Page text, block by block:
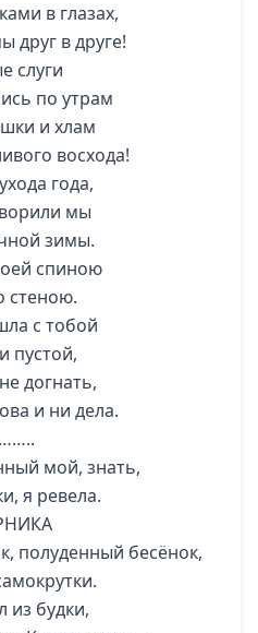
в глазах,
друг в друге!
слуги
по утрам
и хлам
восхода!
года,
мы
зимы.
спиною
стеною.
с тобой
пустой,
догнать,
и ни дела.
мой, знать,
я ревела.
полуденный бесёнок,
из будки,